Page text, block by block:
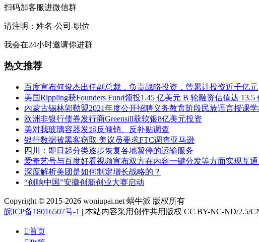
扫码加客服进微信群
请注明：姓名-公司-职位
我会在24小时邀请你进群
热文推荐
百度宣布何俊杰出任副总裁，负责战略投资，曾累计投资近千亿元
美国Rippling获Founders Fund领投1.45 亿美元 B 轮融资估值达 13.5
内蒙古锡林郭勒盟2021年度公开招聘义务教育阶段民族语言授课
欧洲非银行债券发行商Greensill获软银8亿美元投资
美对我玻璃容器发起反倾销、反补贴调查
银行数据被黑客窃取 美议员要求FTC调查亚马逊
四川：即日起分类逐步恢复各地暂停的运输服务
爱奇艺号与百度好看视频宣布双方在内容一键分发等方面实现互
深度解析美团是如何制定增长战略的？
“创响中国”安徽创新创业大赛启动
Copyright © 2015-2026 woniupai.net 蜗牛派 版权所有
皖ICP备18016507号-1 | 本站内容采用创作共用版权 CC BY-NC-ND/2.5/
首页